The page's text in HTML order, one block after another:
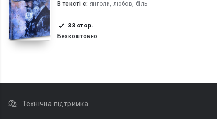
В текcті є: янголи, любов, біль
33 стор.
Безкоштовно
Технічна підтримка